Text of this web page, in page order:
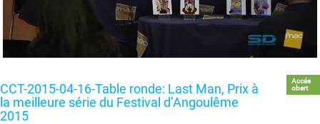
CCT-2015-04-16-Table ronde: Last Man, Prix à
la meilleure série du Festival d’Angoulême
2015
Accés
obert